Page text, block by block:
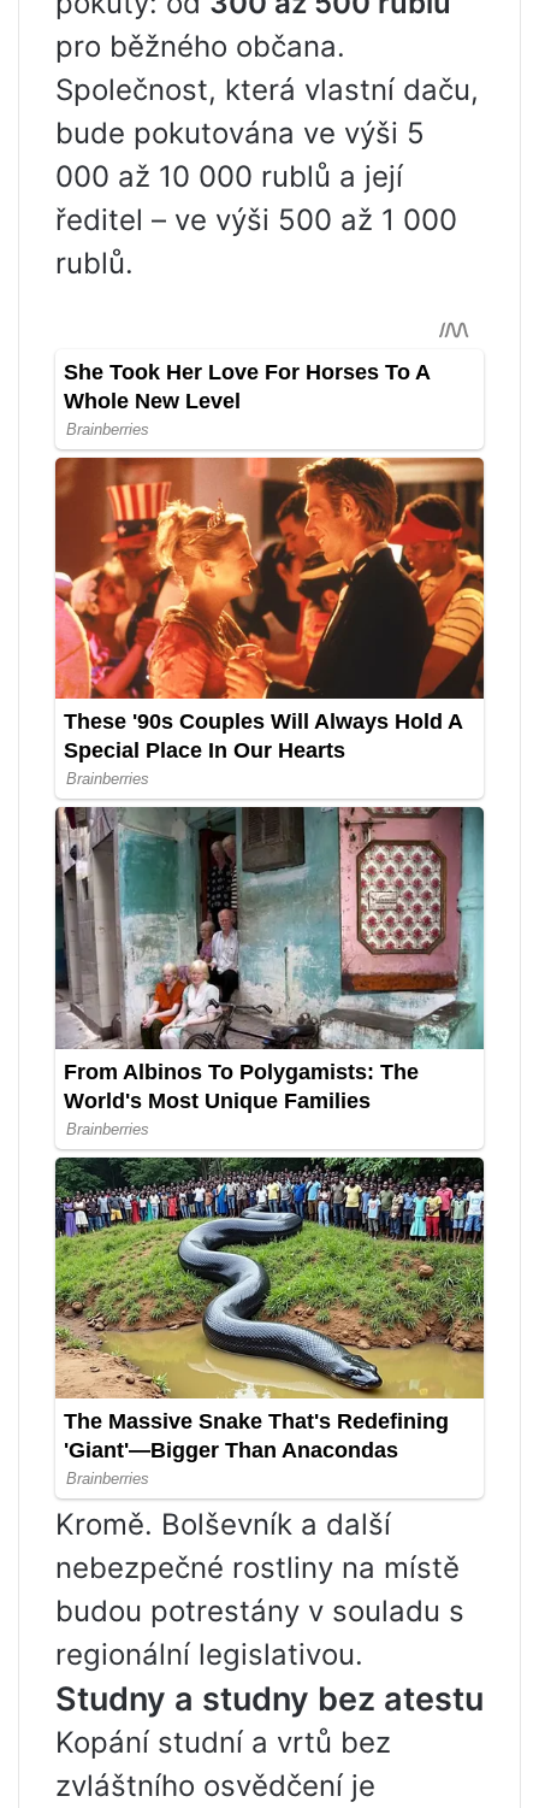
pro běžného občana.
Společnost, která vlastní daču,
bude pokutována ve výši 5
000 až 10 000 rublů a její
ředitel – ve výši 500 až 1 000
rublů.
Kromě. Bolševník a další
nebezpečné rostliny na místě
budou potrestány v souladu s
regionální legislativou.
Studny a studny bez atestu
Kopání studní a vrtů bez
zvláštního osvědčení je